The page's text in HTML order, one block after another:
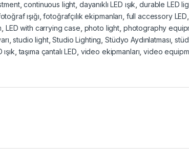
,continuous light dayanıklı LED ışık ,durable LED
ışığı ,fotoğrafçılık ekipmanları full accessory LED
LED with carrying case photo light photography
,studio light,Studio Lighting ,Stüdyo Aydınlatması ,
,taşıma çantalı LED video ekipmanları ,video